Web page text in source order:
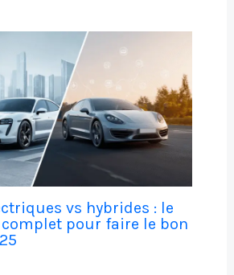
vs hybrides : le
pour faire le bon